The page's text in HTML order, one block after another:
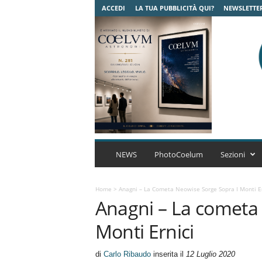
ACCEDI LA TUA PUBBLICITÀ QUI?
C
u
A
r
NEWS PhotoCoelum Sezioni
Home > Anagni – La Cometa Neowise Sorge Sopra I Monti
Anagni – La
Monti Ernici
di Carlo Ribaudoinserita il 12 Luglio 2020